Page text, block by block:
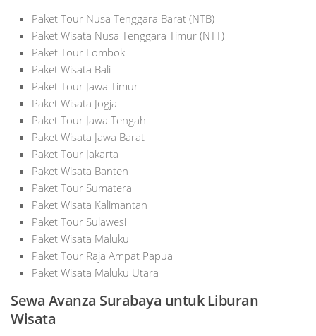
Paket Tour Nusa Tenggara Barat (NTB)
Paket Wisata Nusa Tenggara Timur (NTT)
Paket Tour Lombok
Paket Wisata Bali
Paket Tour Jawa Timur
Paket Wisata Jogja
Paket Tour Jawa Tengah
Paket Wisata Jawa Barat
Paket Tour Jakarta
Paket Wisata Banten
Paket Tour Sumatera
Paket Wisata Kalimantan
Paket Tour Sulawesi
Paket Wisata Maluku
Paket Tour Raja Ampat Papua
Paket Wisata Maluku Utara
Sewa Avanza Surabaya untuk Liburan
Wisata